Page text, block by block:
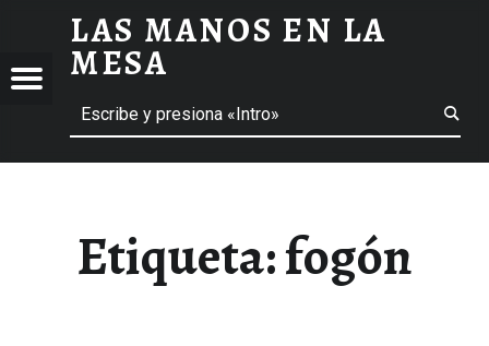
FOGÓN ARCHIVOS - LAS MANOS EN LA MESA
LAS MANOS EN LA
MESA
Menú Buscar
Etiqueta:fogón